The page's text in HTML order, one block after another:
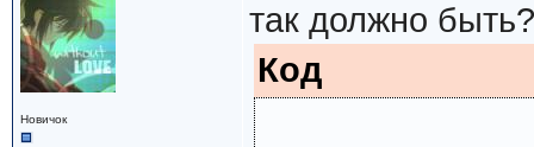
Новичок
так должно
Код